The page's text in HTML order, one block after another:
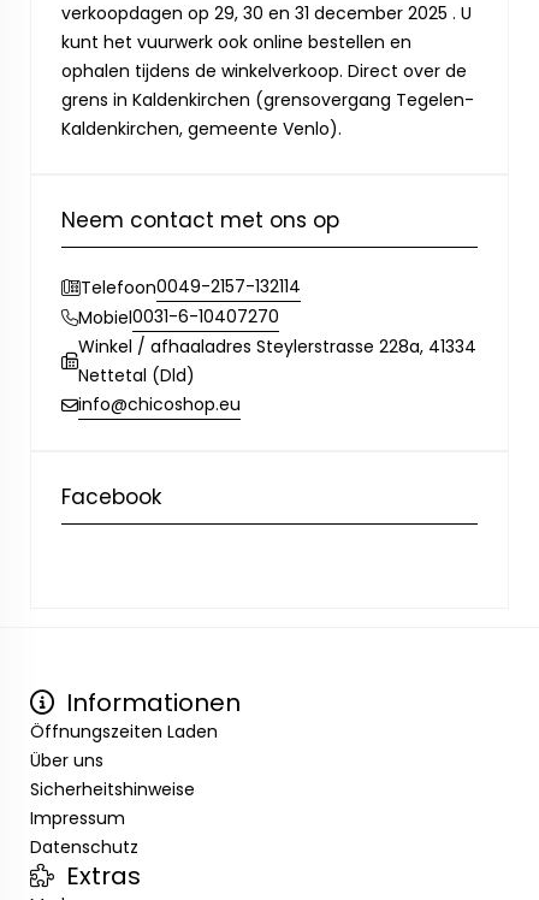
verkoopdagen op 29, 30 en 31 december 2025 . U
kunt het vuurwerk ook online bestellen en
ophalen tijdens de winkelverkoop. Direct over de
grens in Kaldenkirchen (grensovergang Tegelen-
Kaldenkirchen, gemeente Venlo).
Neem contact met ons op
Telefoon0049-2157-132114
Mobiel0031-6-10407270
Winkel / afhaaladres Steylerstrasse 228a, 41334
Nettetal (Dld)
info@chicoshop.eu
Facebook
Informationen
Öffnungszeiten Laden
Über uns
Sicherheitshinweise
Impressum
Datenschutz
Extras